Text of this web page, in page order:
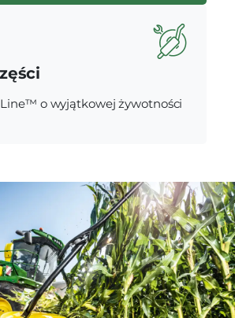
Line™ o wyjątkowej żywotności